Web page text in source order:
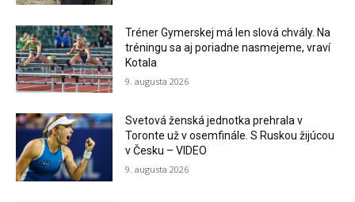
Tréner Gymerskej má len slová chvály. Na
tréningu sa aj poriadne nasmejeme, vraví
Kotala
9. augusta 2026
Svetová ženská jednotka prehrala v
Toronte už v osemfinále. S Ruskou žijúcou
v Česku – VIDEO
9. augusta 2026